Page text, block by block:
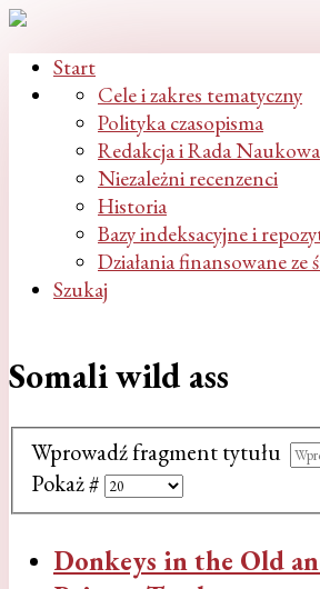
Start
Cele i zakres tematyczny
Polityka czasopisma
Redakcja i Rada Naukowa
Niezależni recenzenci
Historia
Bazy indeksacyjne i
Działania finansowane
Szukaj
Somali wild ass
Wprowadź fragment tytułu
Pokaż #
Donkeys in the Old